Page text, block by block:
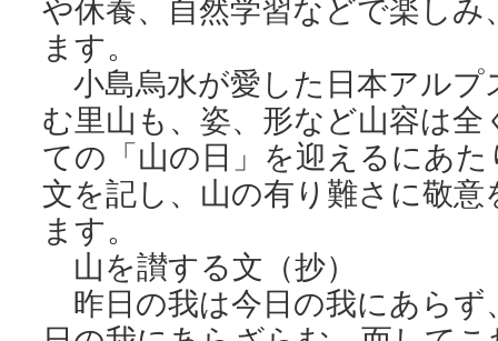
や休養、自然学習などで楽し
ます。
小島烏水が愛した日本アルプ
む里山も、姿、形など山容は
ての「山の日」を迎えるにあ
文を記し、山の有り難さに敬
ます。
山を讃する文（抄）
昨日の我は今日の我にあらず